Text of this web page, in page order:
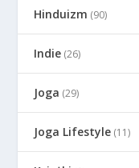
Hinduizm (90)
Indie (26)
Joga (29)
Joga Lifestyle (11)